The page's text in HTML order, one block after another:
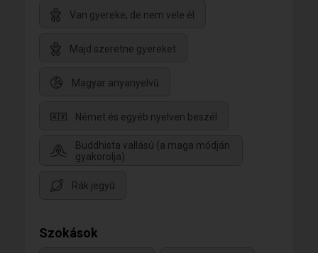
Van gyereke, de nem vele él
Majd szeretne gyereket
Magyar anyanyelvű
Német és egyéb nyelven beszél
Buddhista vallású (a maga módján
gyakorolja)
Rák jegyű
Szokások